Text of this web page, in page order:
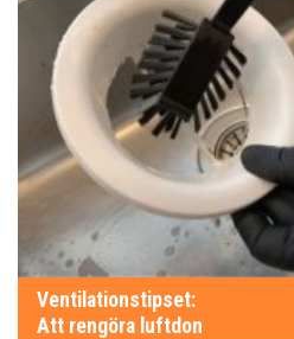
Ventilationstipset:
Att rengöra luftdon